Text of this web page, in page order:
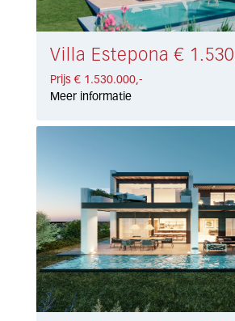
Villa Estepona €
Prijs € 1.530.000,-
Meer informatie